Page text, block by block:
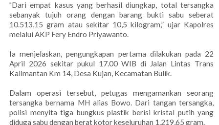
"Dari empat kasus yang berhasil diungkap, total tersangka
sebanyak tujuh orang dengan barang bukti sabu seberat
10.513,15 gram atau sekitar 10,5 kilogram,” ujar Kapolres
melalui AKP Fery Endro Priyawanto.
Ia menjelaskan, pengungkapan pertama dilakukan pada 22
April 2026 sekitar pukul 17.00 WIB di Jalan Lintas Trans
Kalimantan Km 14, Desa Kujan, Kecamatan Bulik.
Dalam operasi tersebut, petugas mengamankan seorang
tersangka bernama MH alias Bowo. Dari tangan tersangka,
polisi menyita tiga bungkus plastik berisi kristal putih yang
diduga sabu dengan berat kotor keseluruhan 1.219,65 gram.